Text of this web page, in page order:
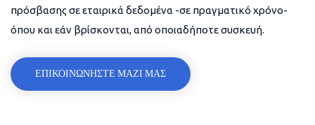
πρόσβασης σε εταιρικά δεδομένα -σε πραγματικό χρόνο-
όπου και εάν βρίσκονται, από οποιαδήποτε συσκευή.
ΕΠΙΚΟΙΝΩΝΗΣΤΕ ΜΑΖΙ ΜΑΣ